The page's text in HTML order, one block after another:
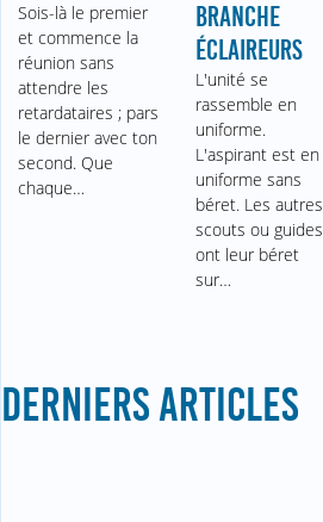
Sois-là le premier
et commence la
réunion sans
attendre les
retardataires ; pars
le dernier avec ton
second. Que
chaque…
BRANCHE
ÉCLAIREURS
L'unité se
rassemble en
uniforme.
L'aspirant est en
uniforme sans
béret. Les autres
scouts ou guides
ont leur béret
sur…
DERNIERS ARTICLES